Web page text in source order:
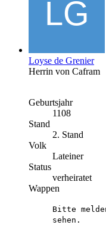
Loyse de Grenier
Herrin von Cafram
Geburtsjahr
1108
Stand
2. Stand
Volk
Lateiner
Status
verheiratet
Wappen
Bitte
sehen.